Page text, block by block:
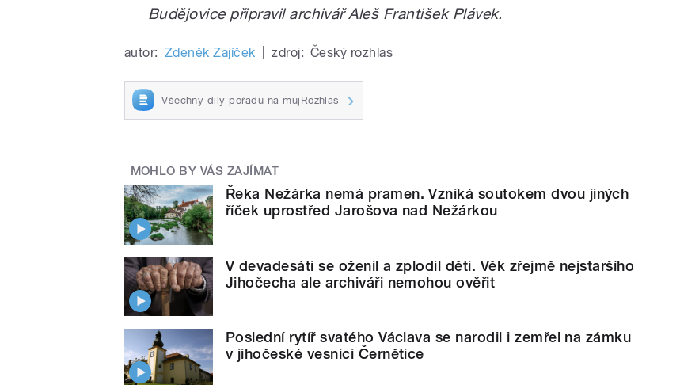
Budějovice připravil archivář Aleš František Plávek.
autor: Zdeněk Zajíček zdroj: Český rozhlas
Všechny díly pořadu na mujRozhlas
MOHLO BY VÁS ZAJÍMAT
Řeka Nežárka nemá pramen. Vzniká soutokem dvou jiných
říček uprostřed Jarošova nad Nežárkou
V devadesáti se oženil a zplodil děti. Věk zřejmě nejstaršího
Jihočecha ale archiváři nemohou ověřit
Poslední rytíř svatého Václava se narodil i zemřel na zámku
v jihočeské vesnici Černětice